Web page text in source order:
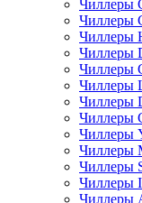
Чиллеры
Чиллеры
Чиллеры
Чиллеры
Чиллеры
Чиллеры
Чиллеры
Чиллеры
Чиллеры
Чиллеры
Чиллеры
Чиллеры
Чиллеры